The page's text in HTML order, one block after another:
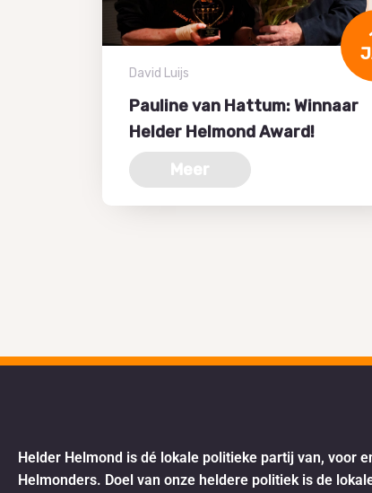
David Luijs
Pauline van Hattum: Winnaar
Helder Helmond Award!
Meer
Helder Helmond is dé lokale politieke partij van, voor
Helmonders. Doel van onze heldere politiek is de